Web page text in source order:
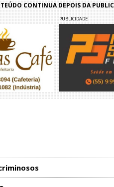
CONTINUA DEPOIS DA
PUBLICIDADE